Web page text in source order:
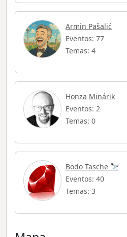
Armin Pašalić
Eventos: 77
Temas: 4
Honza Minárik
Eventos: 2
Temas: 0
Bodo Tasche 🔭
Eventos: 40
Temas: 3